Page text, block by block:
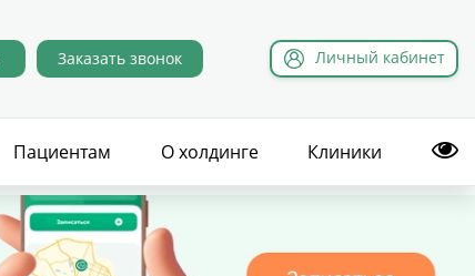
Заказать звонок Личный кабинет
Пациентам О холдинге Клиники